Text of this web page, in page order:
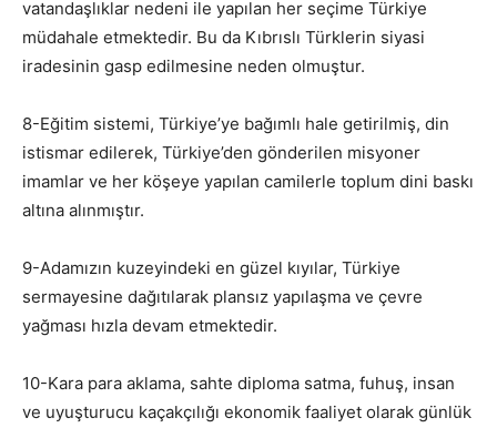
vatandaşlıklar nedeni ile yapılan her seçime Türkiye
müdahale etmektedir. Bu da Kıbrıslı Türklerin siyasi
iradesinin gasp edilmesine neden olmuştur.
8-Eğitim sistemi, Türkiye’ye bağımlı hale getirilmiş, din
istismar edilerek, Türkiye’den gönderilen misyoner
imamlar ve her köşeye yapılan camilerle toplum dini baskı
altına alınmıştır.
9-Adamızın kuzeyindeki en güzel kıyılar, Türkiye
sermayesine dağıtılarak plansız yapılaşma ve çevre
yağması hızla devam etmektedir.
10-Kara para aklama, sahte diploma satma, fuhuş, insan
ve uyuşturucu kaçakçılığı ekonomik faaliyet olarak günlük